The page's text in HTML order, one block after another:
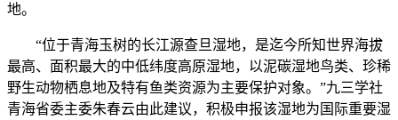
地。
“位于青海玉树的长江源查旦湿地，是迄今所知世界海拔
最高、面积最大的中低纬度高原湿地，以泥碳湿地鸟类、珍稀
野生动物栖息地及特有鱼类资源为主要保护对象。”九三学社
青海省委主委朱春云由此建议，积极申报该湿地为国际重要湿